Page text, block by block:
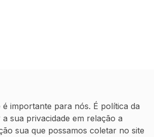
é importante para nós. É política da
a sua privacidade em relação a
sua que possamos coletar no site